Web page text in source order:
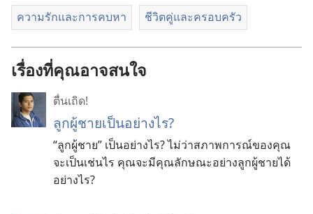
ความรักและการคบหา ชีวิตคู่และครอบครัว
เรื่องที่คุณอาจสนใจ
ตื่นเถิด!
ลูกผู้ชายเป็นอย่างไร?
“ลูกผู้ชาย” เป็นอย่างไร? ไม่ว่าสภาพการณ์ของคุณ
จะเป็นเช่นไร คุณจะมีคุณลักษณะอย่างลูกผู้ชายได้​
อย่างไร?